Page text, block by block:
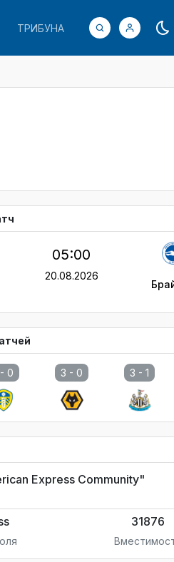
ТРИБУНА
05:00
20.08.2026
0 3 - 0 3 -1
Express Community"
31876